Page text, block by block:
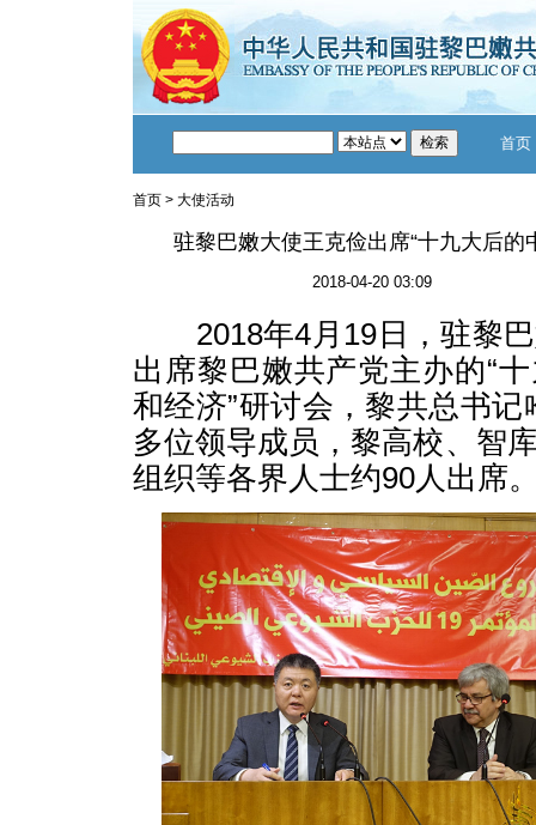
首页
首页 > 大使活动
驻黎巴嫩大使王克俭出席“十九大后的
2018-04-20 03:09
2018年4月19日，驻黎巴
出席黎巴嫩共产党主办的“
和经济”研讨会，黎共总书记
多位领导成员，黎高校、智
组织等各界人士约90人出席